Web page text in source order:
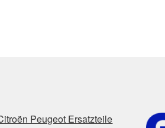
Peugeot Ersatzteile